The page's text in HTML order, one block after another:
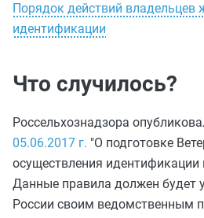
Порядок действий
идентификации
Что случилось?
Россельхознадзора
05.06.2017 г. "О подготовке
осуществления идентификации
Данные правила должен будет
России своим ведомственным